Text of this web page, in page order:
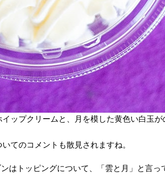
プクリームと、月を模した黄色い白玉が
てのコメントも散見されますね。
はトッピングについて、「雲と月」と言